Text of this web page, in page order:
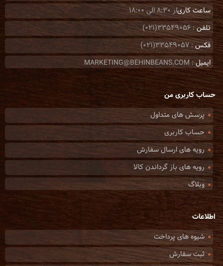
ساعت کاریاز 8:30 الی 18:00
تلفن : 33549056(021)
فکس: 33549057(021)
ایمیل: MARKETING@BEHINBEANS.COM
حساب کاربری من
پرسش های متداول
حساب کاربری
رویه های ارسال سفارش
رویه های باز گرداندن کالا
وبلاگ
اطلاعات
شیوه های پرداخت
ثبت سفارش